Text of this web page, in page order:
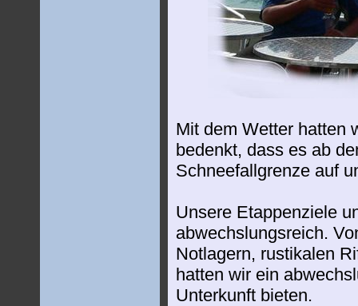
Mit dem Wetter hatten
bedenkt, dass es ab
Schneefallgrenze auf
Unsere Etappenziele
abwechslungsreich.
Notlagern, rustikalen
hatten wir ein
Unterkunft bieten.